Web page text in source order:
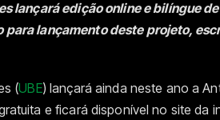
lançará edição online e bilíngue
para lançamento deste projeto,
(UBE) lançará ainda neste ano a
e ficará disponível no site da